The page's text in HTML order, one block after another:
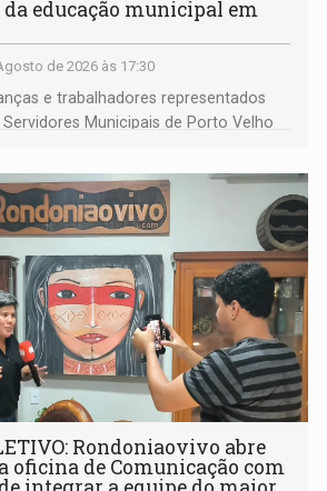
educação municipal em
de 2026 às 17:30
e trabalhadores representados
Municipais de Porto Velho
Rondoniaovivo abre
oficina de Comunicação com